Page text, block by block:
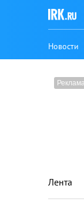
Новости
Лента